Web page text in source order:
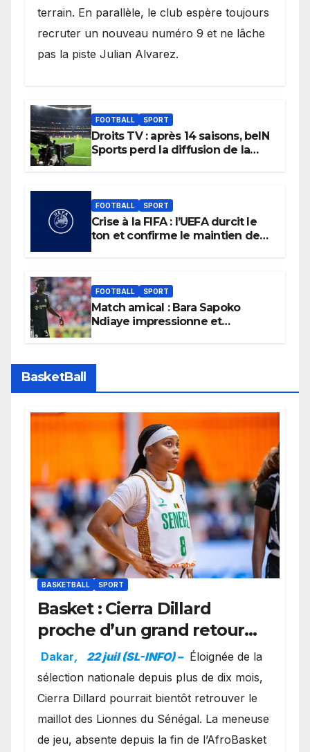
terrain. En parallèle, le club espère toujours
recruter un nouveau numéro 9 et ne lâche
pas la piste Julian Alvarez.
FOOTBALL SPORT
Droits TV : après 14 saisons, beIN
Sports perd la diffusion de la
FOOTBALL SPORT
Crise à la FIFA : l’UEFA durcit le
ton et confirme le maintien de
FOOTBALL SPORT
Match amical : Bara Sapoko
Ndiaye impressionne et
BasketBall
BASKETBALL SPORT
Basket : Cierra Dillard
proche d’un grand retour
avec les Lionnes ?
Dakar, 22 juil (SL-INFO) – Éloignée de la
sélection nationale depuis plus de dix mois,
Cierra Dillard pourrait bientôt retrouver le
maillot des Lionnes du Sénégal. La meneuse
de jeu, absente depuis la fin de l’AfroBasket